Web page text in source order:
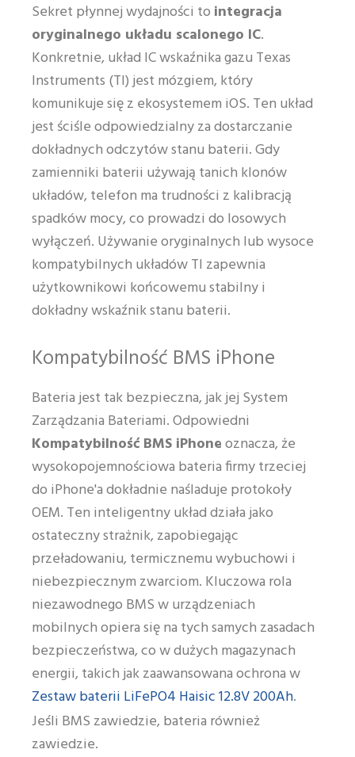
Sekret płynnej wydajności to integracja
oryginalnego układu scalonego IC.
Konkretnie, układ IC wskaźnika gazu Texas
Instruments (TI) jest mózgiem, który
komunikuje się z ekosystemem iOS. Ten układ
jest ściśle odpowiedzialny za dostarczanie
dokładnych odczytów stanu baterii. Gdy
zamienniki baterii używają tanich klonów
układów, telefon ma trudności z kalibracją
spadków mocy, co prowadzi do losowych
wyłączeń. Używanie oryginalnych lub wysoce
kompatybilnych układów TI zapewnia
użytkownikowi końcowemu stabilny i
dokładny wskaźnik stanu baterii.
Kompatybilność BMS iPhone
Bateria jest tak bezpieczna, jak jej System
Zarządzania Bateriami. Odpowiedni
Kompatybilność BMS iPhoneoznacza, że
wysokopojemnościowa bateria firmy trzeciej
do iPhone'a dokładnie naśladuje protokoły
OEM. Ten inteligentny układ działa jako
ostateczny strażnik, zapobiegając
przeładowaniu, termicznemu wybuchowi i
niebezpiecznym zwarciom. Kluczowa rola
niezawodnego BMS w urządzeniach
mobilnych opiera się na tych samych zasadach
bezpieczeństwa, co w dużych magazynach
energii, takich jak zaawansowana ochrona w
Zestaw baterii LiFePO4 Haisic 12.8V 200Ah.
Jeśli BMS zawiedzie, bateria również
zawiedzie.